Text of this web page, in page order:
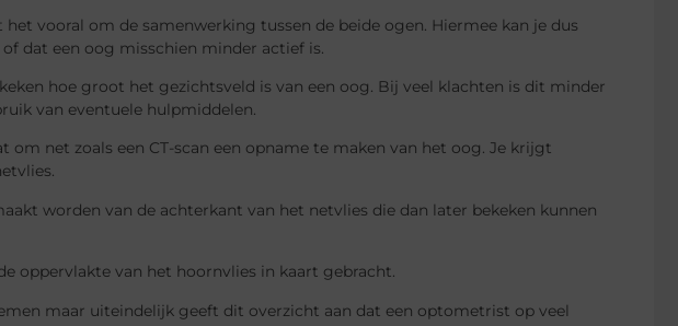
vooral om de samenwerking tussen de beide ogen. Hiermee kan je dus
dat een oog misschien minder actief is.
hoe groot het gezichtsveld is van een oog. Bij veel klachten is dit minder
van eventuele hulpmiddelen.
om net zoals een CT-scan een opname te maken van het oog. Je krijgt
worden van de achterkant van het netvlies die dan later bekeken kunnen
oppervlakte van het hoornvlies in kaart gebracht.
maar uiteindelijk geeft dit overzicht aan dat een optometrist op veel